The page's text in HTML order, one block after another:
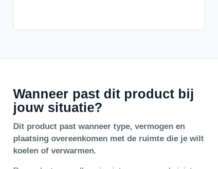
Wanneer past dit product bij
jouw situatie?
Dit product past wanneer type, vermogen en
plaatsing overeenkomen met de ruimte die je wilt
koelen of verwarmen.